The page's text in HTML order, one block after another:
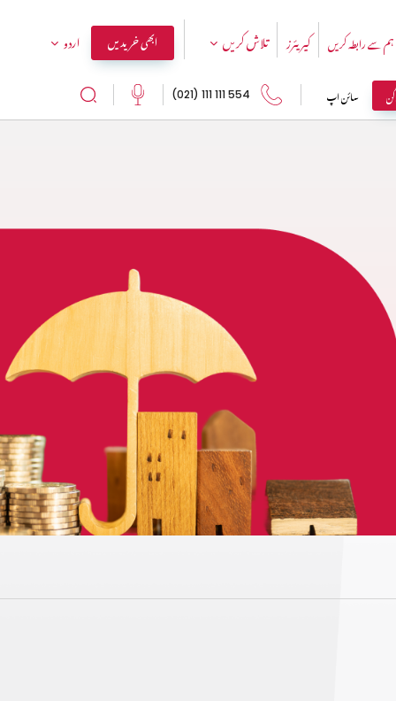
ہم سے رابطہ کریں کیریئرز تلاش کریں ابھی خریدیں اردو
سائن اپ 554 111 111 (021)